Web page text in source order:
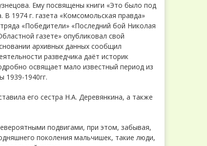
Ему посвящены книги «Это было под
1974 г. газета «Комсомольская правда»
«Победители» «Последний бой Николая
газете» опубликовал свой
архивных данных сообщил
разведчика даёт историк
освящает мало известный период из
1939-1940гг.
его сестра Н.А. Деревянкина, а также
подвигами, при этом, забывая,
поколения мальчишек, такие люди,